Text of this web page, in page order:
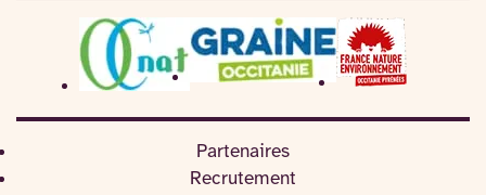
Partenaires
Recrutement